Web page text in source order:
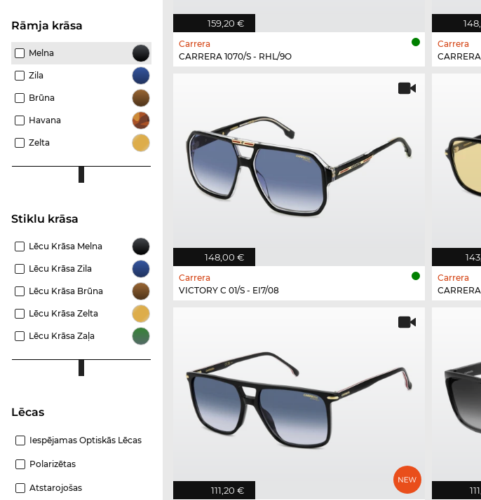
Rāmja krāsa
Melna
Zila
Brūna
Havana
Zelta
Stiklu krāsa
Lēcu Krāsa Melna
Lēcu Krāsa Zila
Lēcu Krāsa Brūna
Lēcu Krāsa Zelta
Lēcu Krāsa Zaļa
Lēcas
Iespējamas Optiskās Lēcas
Polarizētas
Atstarojošas
159,20 €
Carrera
CARRERA 1070/S - RHL/9O
Carrera
148,00 €
Carrera
VICTORY C 01/S - EI7/08
Carrera
111,20 €